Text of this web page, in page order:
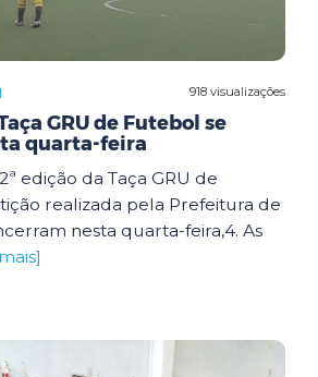
918 visualizações
GRU de Futebol se
quarta-feira
edição da Taça GRU de
realizada pela Prefeitura de
nesta quarta-feira,4. As